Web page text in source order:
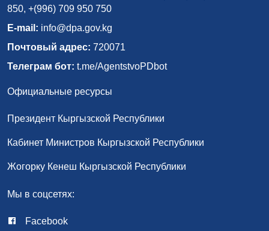
850, +(996) 709 950 750
E-mail: info@dpa.gov.kg
Почтовый адрес: 720071
Телеграм бот: t.me/AgentstvoPDbot
Официальные ресурсы
Президент Кыргызской Республики
Кабинет Министров Кыргызской Республики
Жогорку Кенеш Кыргызской Республики
Мы в соцсетях:
Facebook